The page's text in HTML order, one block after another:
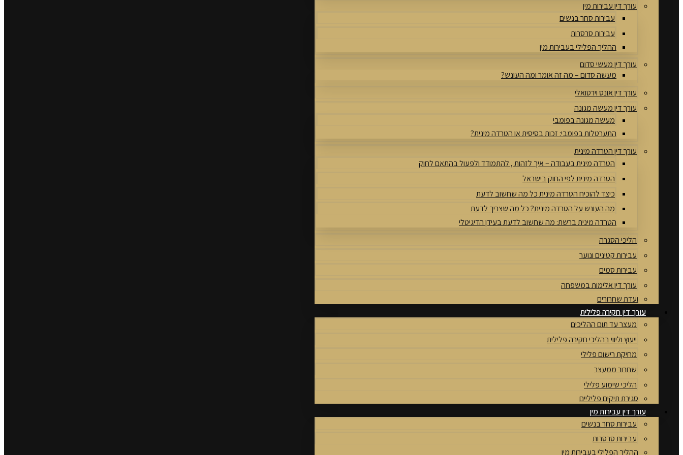
עורך דין עבירות מין
עבירות סחר בנשים
עבירות סרסרות
ההליך הפלילי בעבירות מין
עורך דין מעשי סדום
מעשה סדום – מה זה אומר ומה העונש?
עורך דין אונס וירטואלי
עורך דין מעשה מגונה
מעשה מגונה בפומבי
התערטלות בפומבי: זכות בסיסית או הטרדה מינית?
עורך דין הטרדה מינית
הטרדה מינית בעבודה – איך לזהות , להתמודד ולפעול בהתאם לחוק
הטרדה מינית לפי החוק בישראל
כיצד להוכיח הטרדה מינית כל מה שחשוב לדעת
מה העונש על הטרדה מינית? כל מה שצריך לדעת
הטרדה מינית ברשת: מה שחשוב לדעת בעידן הדיגיטלי
הליכי הסגרה
עבירות קטינים ונוער
עבירות סמים
עורך דין אלימות במשפחה
ועדת שחרורים
עורך דין חקירה פלילית
מעצר עד תום ההליכים
ייעוץ וליווי בהליכי חקירה פלילית
מחיקת רישום פלילי
שחרור ממעצר
הליכי שימוע פלילי
סגירת תיקים פליליים
עורך דין עבירות מין
עבירות סחר בנשים
עבירות סרסרות
ההליך הפלילי בעבירות מין